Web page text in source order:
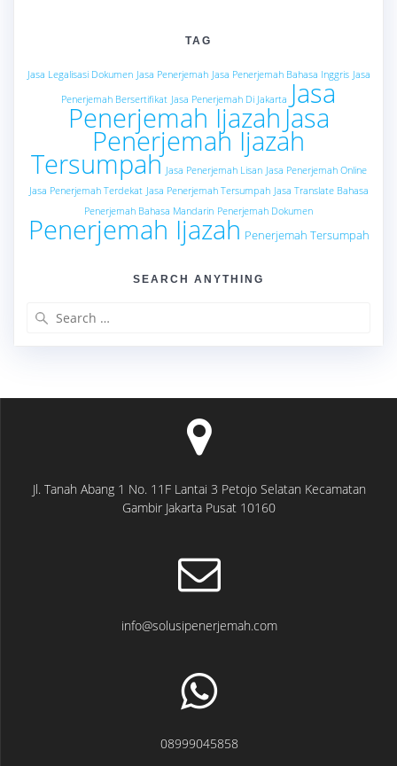
TAG
Jasa Legalisasi Dokumen Jasa Penerjemah Jasa Penerjemah Bahasa Inggris Jasa
Penerjemah Bersertifikat Jasa Penerjemah Di Jakarta Jasa
Penerjemah Ijazah Jasa
Penerjemah Ijazah
Tersumpah Jasa Penerjemah Lisan Jasa Penerjemah Online
Jasa Penerjemah Terdekat Jasa Penerjemah Tersumpah Jasa Translate Bahasa
Penerjemah Bahasa Mandarin Penerjemah Dokumen
Penerjemah Ijazah Penerjemah Tersumpah
SEARCH ANYTHING
Jl. Tanah Abang 1 No. 11F Lantai 3 Petojo Selatan Kecamatan
Gambir Jakarta Pusat 10160
info@solusipenerjemah.com
08999045858